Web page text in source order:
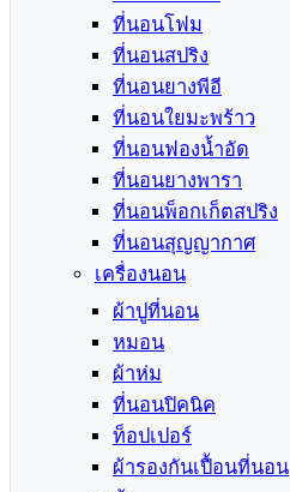
ที่นอนโฟม
ที่นอนสปริง
ที่นอนยางพีอี
ที่นอนใยมะพร้าว
ที่นอนฟองน้ำอัด
ที่นอนยางพารา
ที่นอนพ็อกเก็ตสปริง
ที่นอนสุญญากาศ
เครื่องนอน
ผ้าปูที่นอน
หมอน
ผ้าห่ม
ที่นอนปิคนิค
ท็อปเปอร์
ผ้ารองกันเปื้อนที่นอน